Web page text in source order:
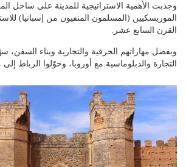
وجذبت الأهمية الاستراتيجية للمدينة على ساحل
الموريسكيين (المسلمون المنفيون من إسبانيا)
القرن السابع عشر.
وبفضل مهاراتهم الحرفية والتجارية وبناء السفن،
التجارة والدبلوماسية مع أوروبا، وحوّلوا الرباط